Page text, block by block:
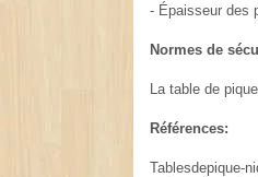
- Épaisseur des
Normes de
La table de
Références:
Tablesdepique-